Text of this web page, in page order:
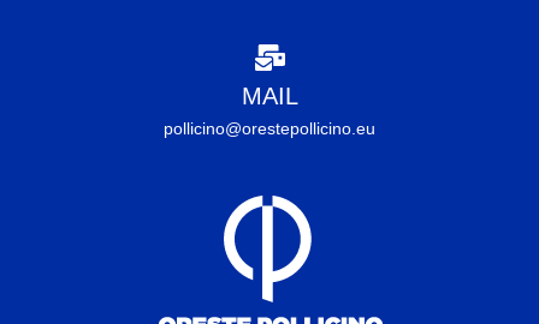
MAIL
pollicino@orestepollicino.eu